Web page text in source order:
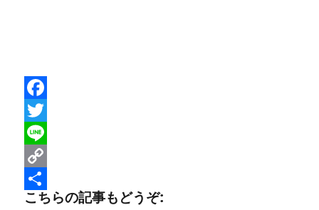
F
a
c
e
b
T
w
t
L
n
C
o
共
こちらの記事もどうぞ: